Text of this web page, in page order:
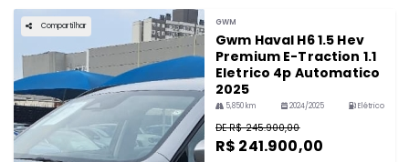
Compartilhar GWM
Gwm Haval H6 1.5 Hev
Premium E-Traction 1.1
Eletrico 4p Automatico
2025
5,850 km 2024/2025 Elétrico
DE R$ 245.900,00
R$ 241.900,00